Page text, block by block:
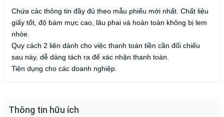
Chứa các thông tin đầy đủ theo mẫu phiếu mới nhất. Chất liệu
giấy tốt, độ bám mực cao, lâu phai và hoàn toàn không bị lem
nhòe.
Quy cách 2 liên dành cho việc thanh toán tiền cần đối chiếu
sau này, dễ dàng tách ra để xác nhận thanh toán.
Tiện dụng cho các doanh nghiệp.
Thông tin hữu ích